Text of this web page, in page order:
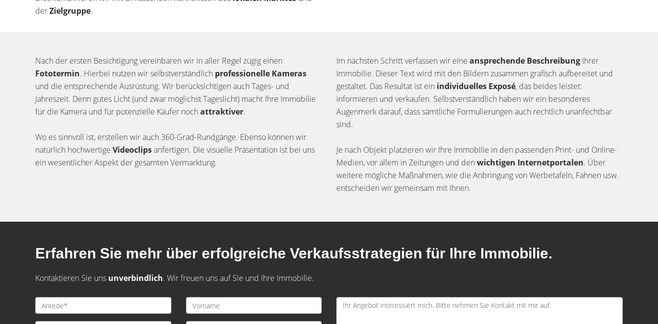
derZielgruppe.
Nach der ersten Besichtigung vereinbaren wir in aller Regel zügig einen
Fototermin. Hierbei nutzen wir selbstverständlich professionelle Kameras
und die entsprechende Ausrüstung. Wir berücksichtigen auch Tages- und
Jahreszeit. Denn gutes Licht (und zwar möglichst Tageslicht) macht Ihre Immobilie
für die Kamera und für potenzielle Käufer noch attraktiver.
Wo es sinnvoll ist, erstellen wir auch 360-Grad-Rundgänge. Ebenso können wir
natürlich hochwertige Videoclipsanfertigen. Die visuelle Präsentation ist bei uns
ein wesentlicher Aspekt der gesamten Vermarktung.
Im nächsten Schritt verfassen wir eine ansprechende Beschreibung Ihrer
Immobilie. Dieser Text wird mit den Bildern zusammen grafisch aufbereitet und
gestaltet. Das Resultat ist ein individuelles Exposé, das beides leistet:
informieren und verkaufen. Selbstverständlich haben wir ein besonderes
Augenmerk darauf, dass sämtliche Formulierungen auch rechtlich unanfechtbar
sind.
Je nach Objekt platzieren wir Ihre Immobilie in den passenden Print- und Online-
Medien, vor allem in Zeitungen und den wichtigen Internetportalen. Über
weitere mögliche Maßnahmen, wie die Anbringung von Werbetafeln, Fahnen usw.
entscheiden wir gemeinsam mit Ihnen.
Erfahren Sie mehr über erfolgreiche Verkaufsstrategien für Ihre Immobilie.
Kontaktieren Sie uns unverbindlich. Wir freuen uns auf Sie und Ihre Immobilie.